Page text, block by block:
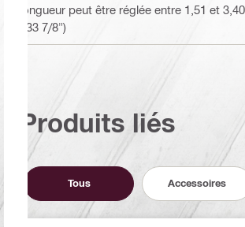
longueur peut être réglée entre 1,51 et
133 7/8")
Produits liés
Tous Accessoires